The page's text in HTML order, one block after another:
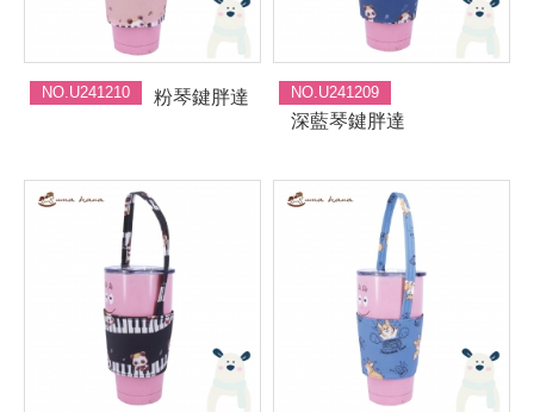
NO.U241210 粉琴鍵胖達 NO.U241209
深藍琴鍵胖達